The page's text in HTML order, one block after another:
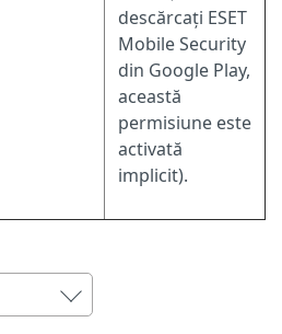
descărcați ESET
Mobile Security
din Google Play,
această
permisiune este
activată
implicit).